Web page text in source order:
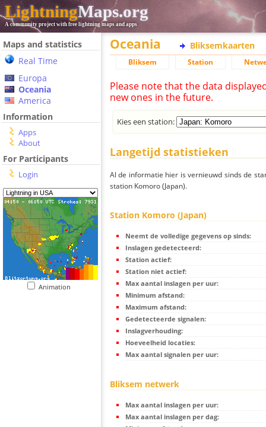
LightningMaps.org
A community project with free lightning maps and apps
Maps and statistics
Real Time
Europa
Oceania
America
Information
Apps
About
For Participants
Login
Animation
Oceania Bliksemkaarten
Bliksem Station
Please note that the data
new ones in the future.
Kies een station:
Langetijd statistieken
Al de informatie hier is vernieuwd sinds de
station Komoro (Japan).
Station Komoro (Japan)
Neemt de volledige gegevens op sinds:
Inslagen gedetecteerd:
Station actief:
Station niet actief:
Max aantal inslagen per uur:
Minimum afstand:
Maximum afstand:
Gedetecteerde signalen:
Inslagverhouding:
Hoeveelheid locaties:
Max aantal signalen per uur:
Bliksem netwerk
Max aantal inslagen per uur:
Max aantal inslagen per dag: